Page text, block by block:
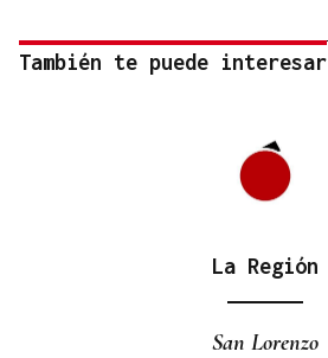
También te puede interesar
La Región
San Lorenzo